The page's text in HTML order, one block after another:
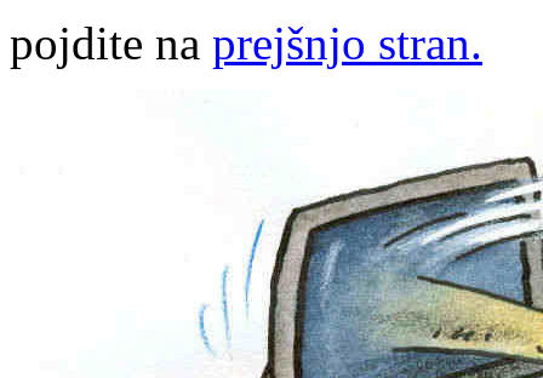
pojdite na prejšnjo stran.